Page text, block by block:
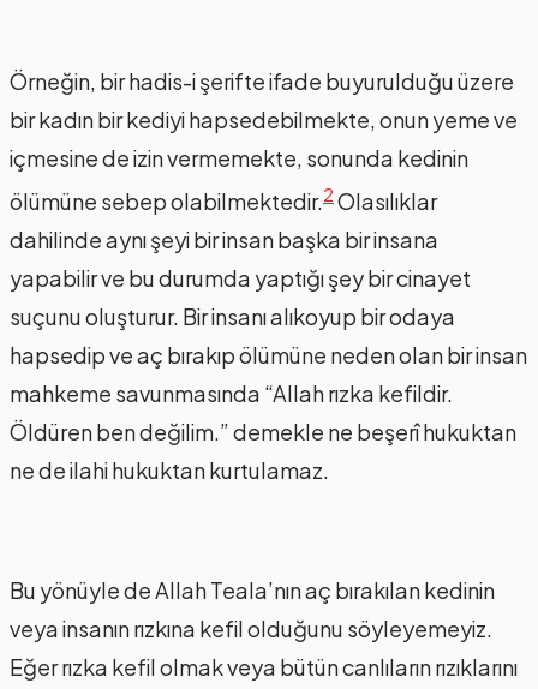
Örneğin, bir hadis-i şerifte ifade buyurulduğu üzere
bir kadın bir kediyi hapsedebilmekte, onun yeme ve
içmesine de izin vermemekte, sonunda kedinin
ölümüne sebep olabilmektedir.2 Olasılıklar
dahilinde aynı şeyi bir insan başka bir insana
yapabilir ve bu durumda yaptığı şey bir cinayet
suçunu oluşturur. Bir insanı alıkoyup bir odaya
hapsedip ve aç bırakıp ölümüne neden olan bir insan
mahkeme savunmasında “Allah rızka kefildir.
Öldüren ben değilim.” demekle ne beşerî hukuktan
ne de ilahi hukuktan kurtulamaz.
Bu yönüyle de Allah Teala’nın aç bırakılan kedinin
veya insanın rızkına kefil olduğunu söyleyemeyiz.
Eğer rızka kefil olmak veya bütün canlıların rızıklarını